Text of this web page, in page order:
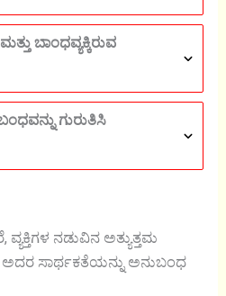
ಬಾಂಧವ್ಯಕ್ಕಿರುವ
ಗುರುತಿಸಿ
ನಡುವಿನ ಅತ್ಯುತ್ತಮ
ಸಾರ್ಥಕತೆಯನ್ನು ಅನುಬಂಧ